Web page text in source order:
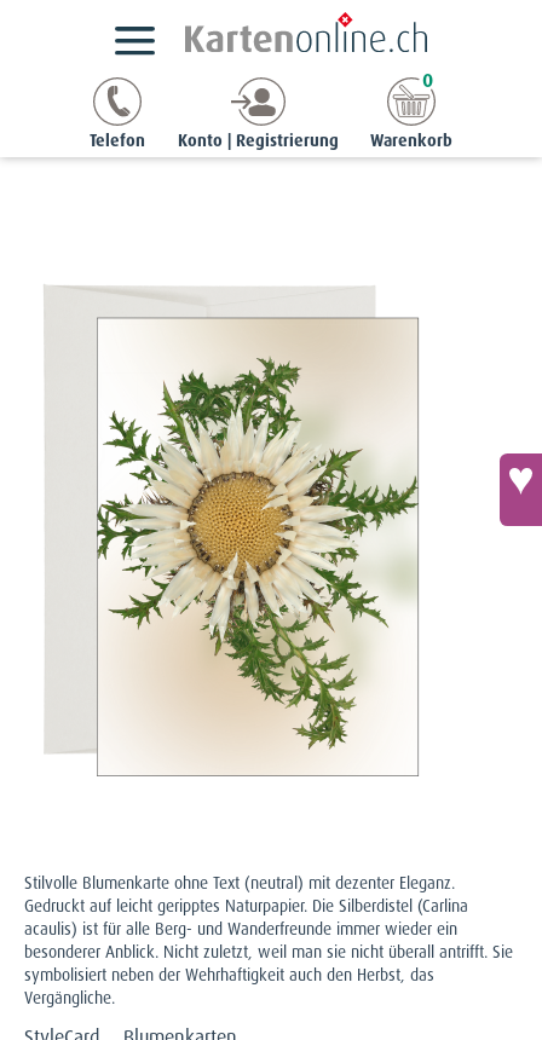
Telefon Konto | Registrierung Warenkorb
0
Blumenkarte - Silberdistel
Stilvolle Blumenkarte ohne Text (neutral) mit dezenter Eleganz.
Gedruckt auf leicht geripptes Naturpapier. Die Silberdistel (Carlina
acaulis) ist für alle Berg- und Wanderfreunde immer wieder ein
besonderer Anblick. Nicht zuletzt, weil man sie nicht überall antrifft. Sie
symbolisiert neben der Wehrhaftigkeit auch den Herbst, das
Vergängliche.